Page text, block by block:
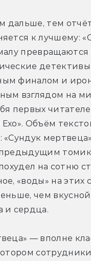
дальше, тем
к лучшему:
превращаются
детективы
финалом и
взглядом на
первых
Объём
«Сундук
на сотню
«воды» на этих
чем
и сердца.
— вполне